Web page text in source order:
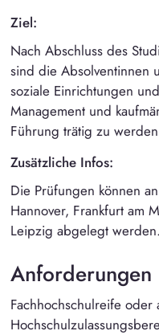
Ziel:
Nach Abschluss des
sind die Absolventinnen
soziale Einrichtungen
Management und
Führung trätig zu
Zusätzliche Infos:
Die Prüfungen können
Hannover, Frankfurt am
Leipzig abgelegt werden.
Anforderungen
Fachhochschulreife